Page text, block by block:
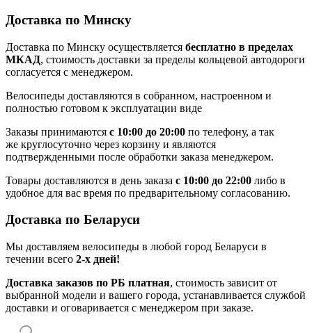
Доставка по Минску
Доставка по Минску осуществляется бесплатно в пределах
МКАД, стоимость доставки за пределы кольцевой автодороги
согласуется с менеджером.
Велосипеды доставляются в собранном, настроенном и
полностью готовом к эксплуатации виде
Заказы принимаются с 10:00 до 20:00 по телефону, а так
же круглосуточно через корзину и являются
подтвержденными после обработки заказа менеджером.
Товары доставляются в день заказа с 10:00 до 22:00 либо в
удобное для вас время по предварительному согласованию.
Доставка по Беларуси
Мы доставляем велосипеды в любой город Беларуси в
течении всего 2-х дней!
Доставка заказов по РБ платная, стоимость зависит от
выбранной модели и вашего города, устанавливается службой
доставки и оговаривается с менеджером при заказе.